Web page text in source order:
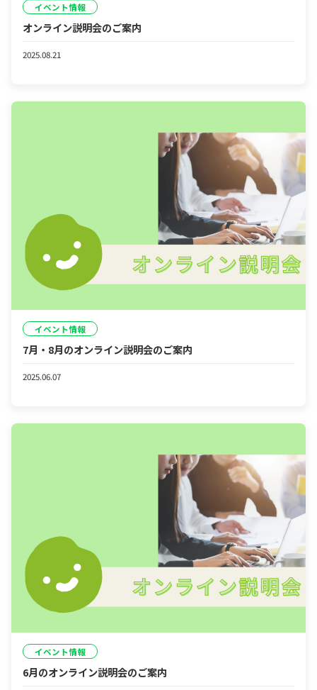
イベント情報
オンライン説明会のご案内
2025.08.21
イベント情報
7月・8月のオンライン説明会のご案内
2025.06.07
イベント情報
6月のオンライン説明会のご案内